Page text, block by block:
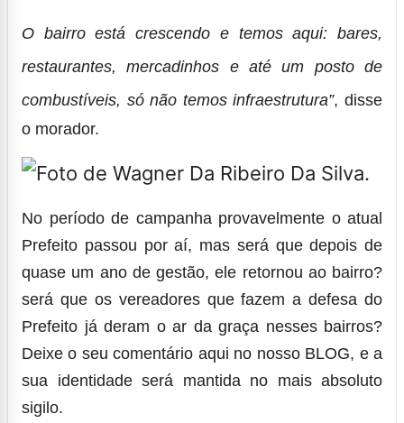
O bairro está crescendo e temos aqui: bares,
restaurantes, mercadinhos e até um posto de
combustíveis, só não temos infraestrutura”, disse
o morador.
No período de campanha provavelmente o atual
Prefeito passou por aí, mas será que depois de
quase um ano de gestão,ele retornou ao bairro?
será que os vereadoresque fazem a defesa do
Prefeito já deram o ar da graça nesses bairros?
Deixe o seu comentário aqui no nosso BLOG, e a
sua identidade será mantida no mais absoluto
sigilo.